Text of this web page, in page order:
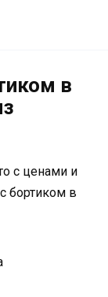
в
с ценами и
бортиком в